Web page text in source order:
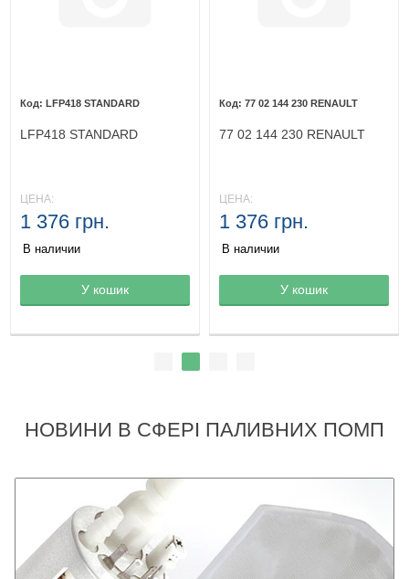
Товар в корзине
LFP418 STANDARD
LFP418 STANDARD
ЦЕНА:
1 376 грн.
В наличии
У кошик Товар в корзине
77 02 144 230 RENAULT
77 02 144 230 RENAULT
ЦЕНА:
1 376 грн.
В наличии
У кошик
НОВИНИ В СФЕРІ ПАЛИВНИХ ПОМП